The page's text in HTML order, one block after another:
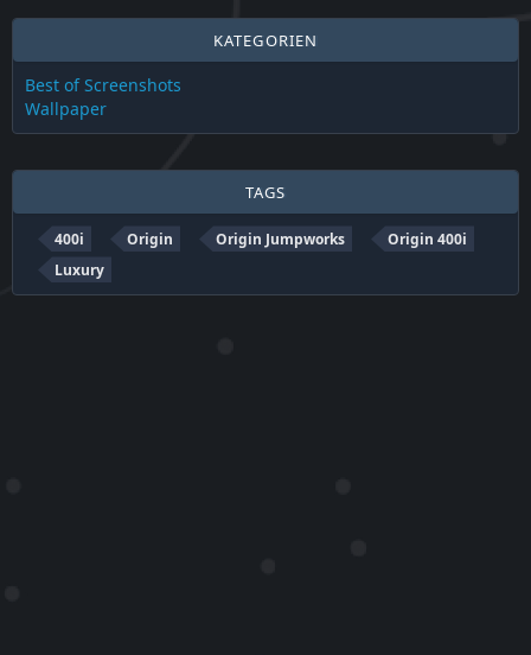
KATEGORIEN
Best of Screenshots
Wallpaper
TAGS
400i Origin Origin Jumpworks
Origin 400i
Luxury